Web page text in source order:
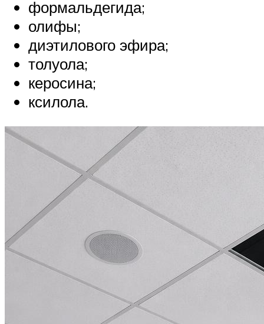
формальдегида;
олифы;
диэтилового эфира;
толуола;
керосина;
ксилола.